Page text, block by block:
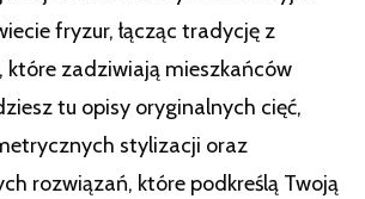
fryzur, łącząc tradycję z
które zadziwiają mieszkańców
tu opisy oryginalnych cięć,
stylizacji oraz
rozwiązań, które podkreślą Twoją